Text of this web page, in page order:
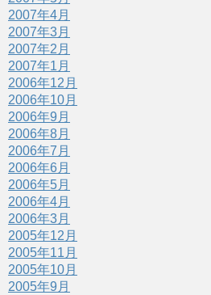
2007年4月
2007年3月
2007年2月
2007年1月
2006年12月
2006年10月
2006年9月
2006年8月
2006年7月
2006年6月
2006年5月
2006年4月
2006年3月
2005年12月
2005年11月
2005年10月
2005年9月